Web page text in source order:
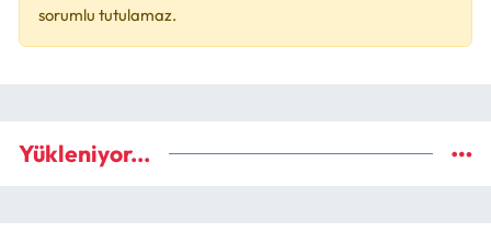
sorumlu tutulamaz.
Yükleniyor...